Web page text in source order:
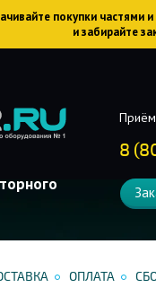
покупки частями
и забирайте
Приём
8
ОПЛАТА